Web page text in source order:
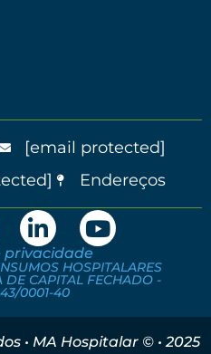
[email protected]
Endereços
privacidade
HOSPITALARES
CAPITAL FECHADO -
0001-40
• MA Hospitalar © • 2025